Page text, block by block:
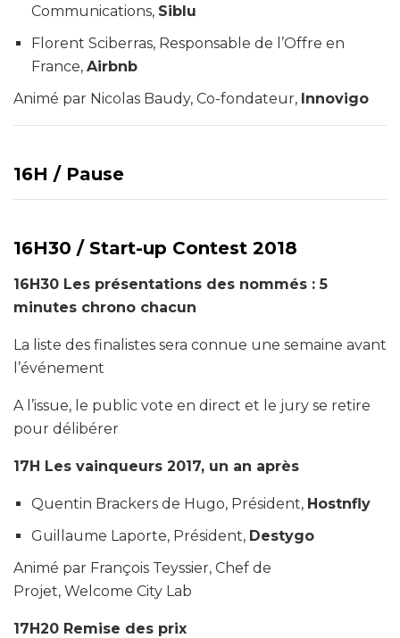
Communications, Siblu
Florent Sciberras, Responsable de l’Offre en
France, Airbnb
Animé par Nicolas Baudy, Co-fondateur, Innovigo
16H /Pause
16H30 /Start-up Contest 2018
16H30 Les présentations des nommés : 5
minutes chrono chacun
La liste des finalistes sera connue une semaine avant
l’événement
A l’issue, le public vote en direct et le jury se retire
pour délibérer
17H Les vainqueurs 2017, un an après
Quentin Brackers de Hugo, Président, Hostnfly
Guillaume Laporte, Président, Destygo
Animé par François Teyssier, Chef de
Projet, Welcome City Lab
17H20 Remise des prix